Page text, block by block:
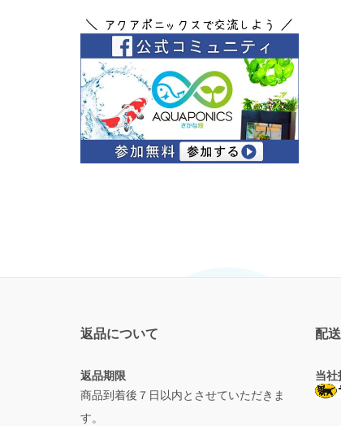
返品について
返品期限
商品到着後７日以内とさせていただきま
す。
配
当社